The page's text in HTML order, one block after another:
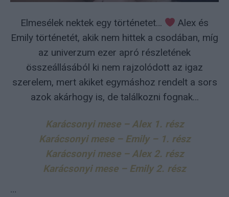
Elmesélek nektek egy történetet…
Alex és
Emily történetét, akik nem hittek a csodában, míg
az univerzum ezer apró részletének
összeállásából ki nem rajzolódott az igaz
szerelem, mert akiket egymáshoz rendelt a sors
azok akárhogy is, de találkozni fognak…
Karácsonyi mese – Alex 1. rész
Karácsonyi mese – Emily – 1. rész
Karácsonyi mese – Alex 2. rész
Karácsonyi mese – Emily 2. rész
…